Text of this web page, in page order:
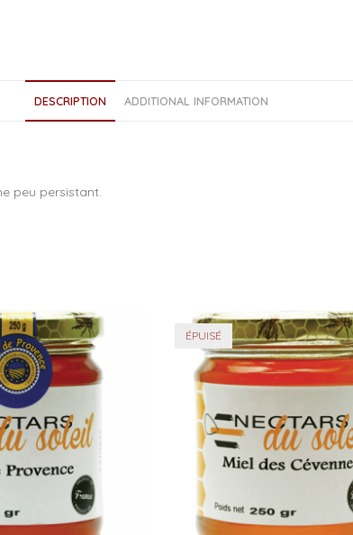
k
DESCRIPTION ADDITIONAL INFORMATION
peu persistant.
ÉPUISÉ